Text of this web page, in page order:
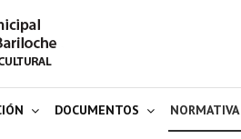
DOCUMENTOS NORMATIVA